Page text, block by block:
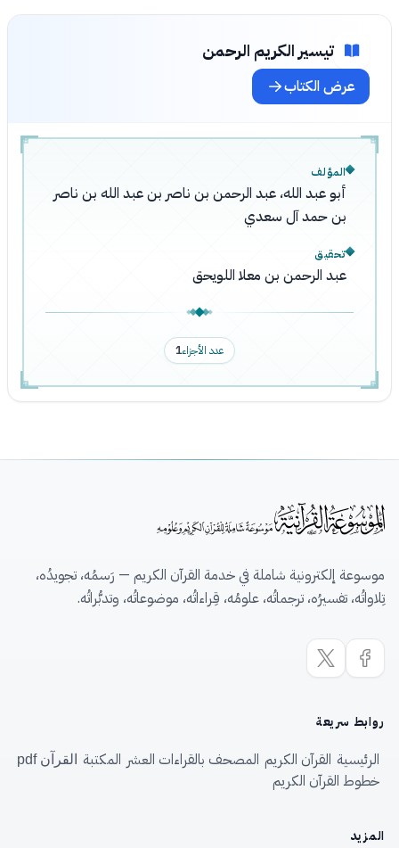
تيسير الكريم الرحمن
عرض الكتاب
المؤلف
أبو عبد الله، عبد الرحمن بن ناصر بن عبد الله بن ناصر
بن حمد آل سعدي
تحقيق
عبد الرحمن بن معلا اللويحق
عدد الأجزاء1
موسوعة إلكترونية شاملة في خدمة القرآن الكريم — رَسمُه، تجويدُه،
تِلاواتُه، تفسيرُه، ترجماتُه، علومُه، قِراءاتُه، موضوعاتُه، وتدبُّراتُه.
روابط سريعة
الرئيسية القرآن الكريم المصحف بالقراءات العشر المكتبة القرآن pdf
خطوط القرآن الكريم
المزيد